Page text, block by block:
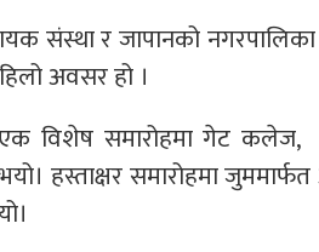
स‌ंस्था र जापानको नगरपालिका
अवसर हो ।
विशेष समारोहमा गेट कलेज,
हस्ताक्षर समारोहमा